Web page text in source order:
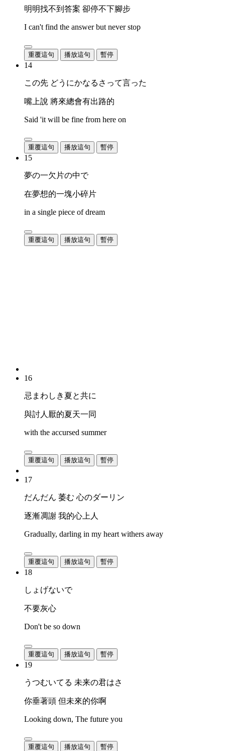
明明找不到答案 卻停不下腳步
I can't find the answer but never stop
重覆這句 播放這句 暫停
14
この先 どうにかなるさって言った
嘴上說 將來總會有出路的
Said 'it will be fine from here on
重覆這句 播放這句 暫停
15
夢の一欠片の中で
在夢想的一塊小碎片
in a single piece of dream
重覆這句 播放這句 暫停
16
忌まわしき夏と共に
與討人厭的夏天一同
with the accursed summer
重覆這句 播放這句 暫停
17
だんだん 萎む 心のダーリン
逐漸凋謝 我的心上人
Gradually, darling in my heart withers away
重覆這句 播放這句 暫停
18
しょげないで
不要灰心
Don't be so down
重覆這句 播放這句 暫停
19
うつむいてる 未来の君はさ
你垂著頭 但未來的你啊
Looking down, The future you
重覆這句 播放這句 暫停